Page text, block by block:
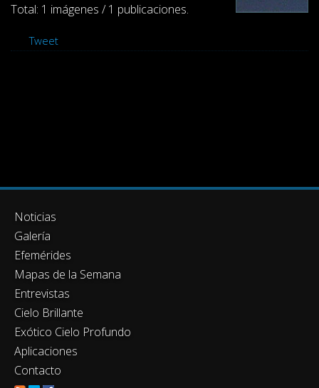
Total: 1 imágenes / 1 publicaciones.
Tweet
Noticias
Galería
Efemérides
Mapas de la Semana
Entrevistas
Cielo Brillante
Exótico Cielo Profundo
Aplicaciones
Contacto